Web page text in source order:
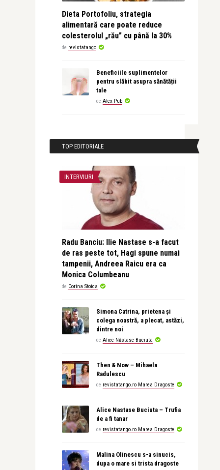
Dieta Portofoliu, strategia
alimentară care poate reduce
colesterolul „rău” cu până la 30%
de revistatango
Beneficiile suplimentelor
pentru slăbit asupra sănătății
tale
de Alex Pub
TOP EDITORIALE
INTERVIURI
Radu Banciu: Ilie Nastase s-a facut
de ras peste tot, Hagi spune numai
tampenii, Andreea Raicu era ca
Monica Columbeanu
de Corina Stoica
Simona Catrina, prietena și
colega noastră, a plecat, astăzi,
dintre noi
de Alice Năstase Buciuta
Then & Now – Mihaela
Radulescu
de revistatango.ro Marea Dragoste
Alice Nastase Buciuta – Trufia
de a fi tanar
de revistatango.ro Marea Dragoste
Malina Olinescu s-a sinucis,
dupa o mare si trista dragoste